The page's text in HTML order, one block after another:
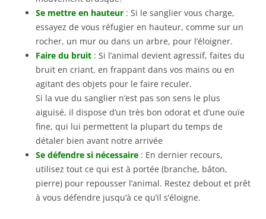
Se mettre en hauteur : Si le sanglier vous charge,
essayez de vous réfugier en hauteur, comme sur un
rocher, un mur ou dans un arbre, pour l’éloigner.
Faire du bruit : Si l’animal devient agressif, faites du
bruit en criant, en frappant dans vos mains ou en
agitant des objets pour le faire reculer.
Si la vue du sanglier n’est pas son sens le plus
aiguisé, il dispose d’un très bon odorat et d’une ouïe
fine, qui lui permettent la plupart du temps de
détaler bien avant notre arrivée
Se défendre si nécessaire : En dernier recours,
utilisez tout ce qui est à portée (branche, bâton,
pierre) pour repousser l’animal. Restez debout et prêt
à vous défendre jusqu’à ce qu’il s’éloigne.